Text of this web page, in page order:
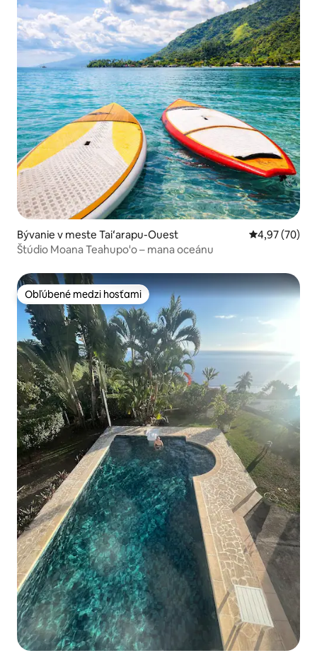
Bývanie v meste Taiʻarapu-Ouest Priemerné
4,97 (70)
Štúdio Moana Teahupo'o – mana oceánu
Obľúbené medzi hosťami
Obľúbené medzi hosťami